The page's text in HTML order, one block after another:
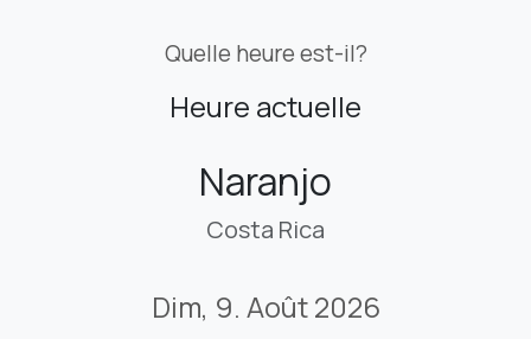
Quelle heure est-il?
Heure actuelle
Naranjo
Costa Rica
Dim, 9. Août 2026